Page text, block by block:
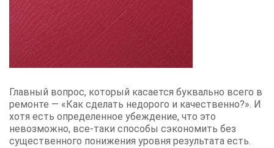
Главный вопрос, который касается буквально всего в
ремонте — «Как сделать недорого и качественно?». И
хотя есть определенное убеждение, что это
невозможно, все-таки способы сэкономить без
существенного понижения уровня результата есть.